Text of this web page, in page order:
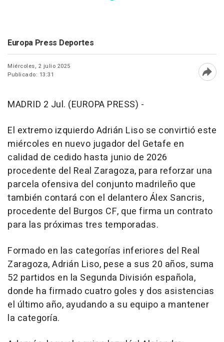
Europa Press Deportes
Miércoles, 2 julio 2025
Publicado: 13:31
MADRID 2 Jul. (EUROPA PRESS) -
El extremo izquierdo Adrián Liso se convirtió este
miércoles en nuevo jugador del Getafe en
calidad de cedido hasta junio de 2026
procedente del Real Zaragoza, para reforzar una
parcela ofensiva del conjunto madrileño que
también contará con el delantero Álex Sancris,
procedente del Burgos CF, que firma un contrato
para las próximas tres temporadas.
Formado en las categorías inferiores del Real
Zaragoza, Adrián Liso, pese a sus 20 años, suma
52 partidos en la Segunda División española,
donde ha firmado cuatro goles y dos asistencias
el último año, ayudando a su equipo a mantener
la categoría.